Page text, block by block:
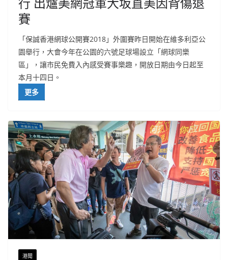
賽
「保誠香港網球公開賽2018」外圍賽昨日開始在維多利亞公
園舉行，大會今年在公園的六號足球場設立「網球同樂
區」，讓市民免費入內感受賽事樂趣，開放日期由今日起至
本月十四日。
更多
港聞